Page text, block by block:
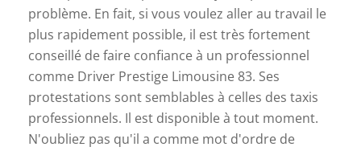
problème. En fait, si vous voulez aller au travail le
plus rapidement possible, il est très fortement
conseillé de faire confiance à un professionnel
comme Driver Prestige Limousine 83. Ses
protestations sont semblables à celles des taxis
professionnels. Il est disponible à tout moment.
N'oubliez pas qu'il a comme mot d'ordre de